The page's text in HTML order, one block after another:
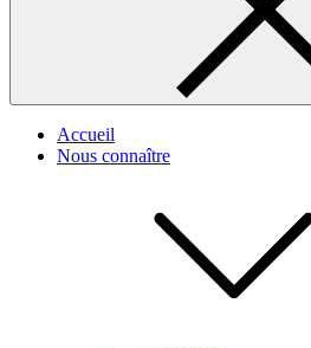
Accueil
Nous connaître